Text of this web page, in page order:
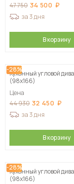
47 750 34 500
за 3 дня
В корзину
-28%
Кухонный угловой
(98х166)
Цена
44 930 32 450
за 3 дня
В корзину
-28%
Кухонный угловой
(98х166)